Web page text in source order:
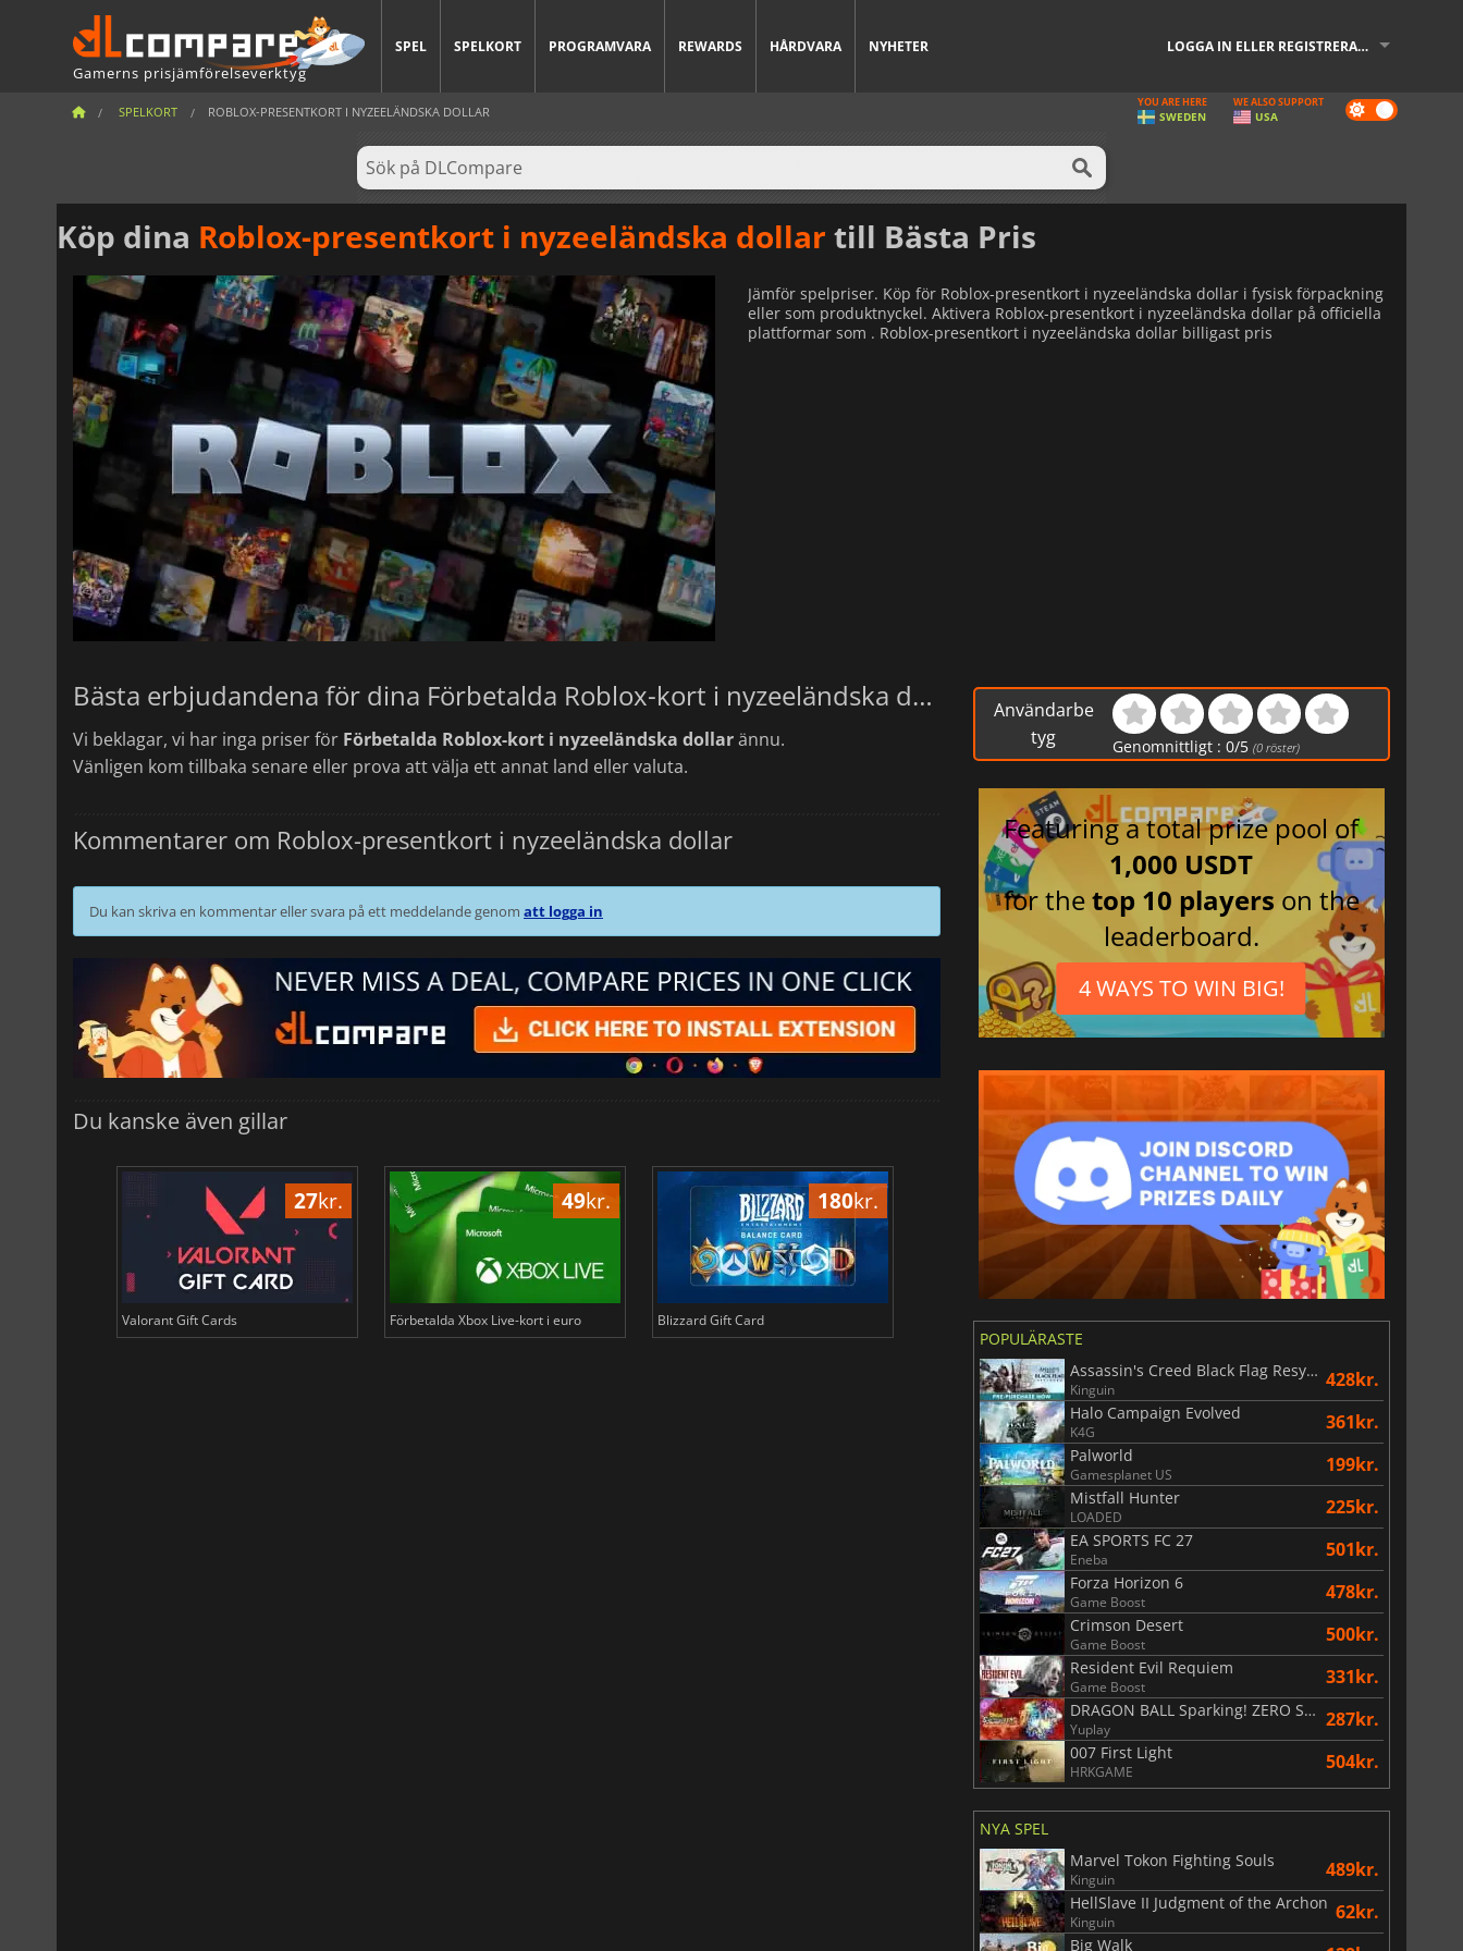
Gamerns prisjämförelseverktyg
SPEL SPELKORT PROGRAMVARA REWARDS HÅRDVARA NYHETER LOGGA IN ELLER REGISTRERA DIG
SPELKORT ROBLOX-PRESENTKORT I NYZEELÄNDSKA DOLLAR Dark
mode
YOU ARE HERE
SWEDEN
WE ALSO SUPPORT
USA
Köp dina Roblox-presentkort i nyzeeländska dollar till Bästa Pris
Jämför spelpriser. Köp för Roblox-presentkort i nyzeeländska dollar i fysisk förpackning
eller som produktnyckel. Aktivera Roblox-presentkort i nyzeeländska dollar på officiella
plattformar som . Roblox-presentkort i nyzeeländska dollar billigast pris
Bästa erbjudandena för dina Förbetalda Roblox-kort i nyzeeländska dollar
Vi beklagar, vi har inga priser för Förbetalda Roblox-kort i nyzeeländska dollarännu.
Vänligen kom tillbaka senare eller prova att välja ett annat land eller valuta.
Kommentarer om Roblox-presentkort i nyzeeländska dollar
Du kan skriva en kommentar eller svara på ett meddelande genom att logga in
Du kanske även gillar
27kr.
Valorant Gift Cards
49kr.
Förbetalda Xbox Live-kort i euro
180kr.
Blizzard Gift Card
13kr.
Binance-förbetalda kort i Binance...
11
Binance-förbetalda kort i Ethereum
Användarbe
tyg
Genomnittligt :0/5 (0 röster)
Featuring a total prize pool of
1,000 USDT
for thetop 10 players on the
leaderboard.
4 WAYS TO WIN BIG!
POPULÄRASTE
Assassin's Creed Black Flag Resynced
Kinguin 428kr.
Halo Campaign Evolved
K4G 361kr.
Palworld
Gamesplanet US 199kr.
Mistfall Hunter
LOADED 225kr.
EA SPORTS FC 27
Eneba 501kr.
Forza Horizon 6
Game Boost 478kr.
Crimson Desert
Game Boost 500kr.
Resident Evil Requiem
Game Boost 331kr.
DRAGON BALL Sparking! ZERO Super Limit Breaking NEO
Yuplay 287kr.
007 First Light
HRKGAME 504kr.
NYA SPEL
Marvel Tokon Fighting Souls
Kinguin 489kr.
HellSlave II Judgment of the Archon
Kinguin 62kr.
Big Walk